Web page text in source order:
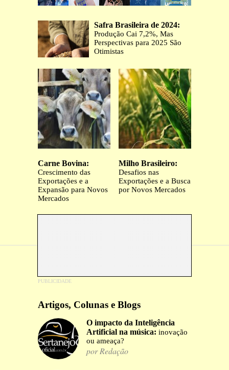
Safra Brasileira de 2024:
Produção Cai 7,2%, Mas
Perspectivas para 2025 São
Otimistas
Carne Bovina:
Crescimento das
Exportações e a
Expansão para Novos
Mercados
Milho Brasileiro:
Desafios nas
Exportações e a Busca
por Novos Mercados
Artigos, Colunas e Blogs
O impacto da Inteligência
Artificial na música: inovação
ou ameaça?
por Redação